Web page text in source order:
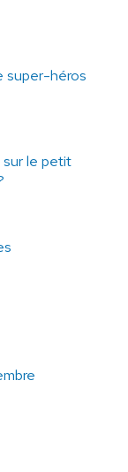
super-héros
le petit